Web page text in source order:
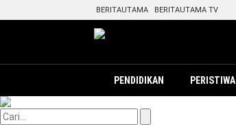
BERITAUTAMA BERITAUTAMA TV
PENDIDIKAN PERISTIWA